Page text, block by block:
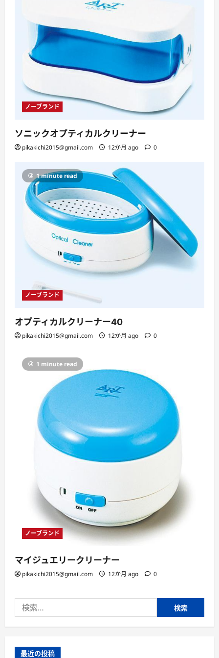
ノーブランド
ソニックオプティカルクリーナー
pikakichi2015@gmail.com 12か月 ago 0
1 minute read
ノーブランド
オプティカルクリーナー40
pikakichi2015@gmail.com 12か月 ago 0
1 minute read
ノーブランド
マイジュエリークリーナー
pikakichi2015@gmail.com 12か月 ago 0
索:
最近の投稿